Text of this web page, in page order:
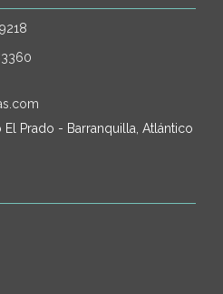
El Prado - Barranquilla, Atlántico